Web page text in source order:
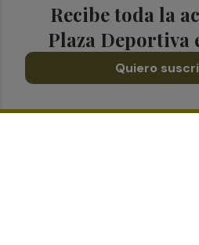
Recibe toda la
Plaza Deportiva
Quiero